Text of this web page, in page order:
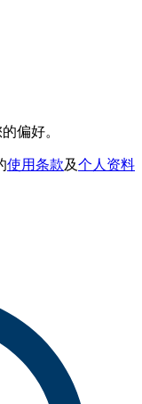
偏好。
使用条款及个人资料